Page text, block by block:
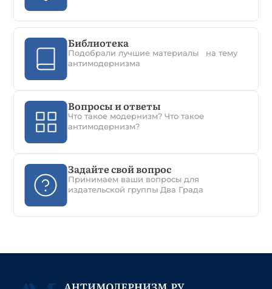
Библиотека
Подобрали лучшие материалы на тему
антимодернизма
Вопросы и ответы
Что такое модернизм? Что такое
антимодернизм?
Задайте свой вопрос
Принимаем ваши вопросы для
издательской группы Два Града